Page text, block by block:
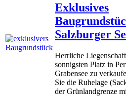
Exklusives
Salzburger
Herrliche
sonnigsten Platz in
Grabensee zu
Sie die Ruhelage
der Grünlandgrenze